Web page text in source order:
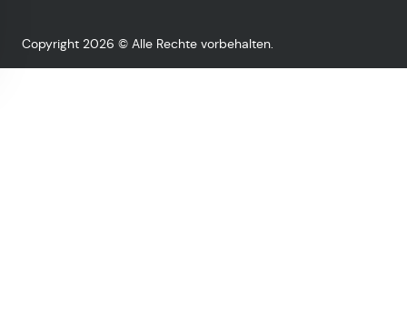
Copyright 2026 © Alle Rechte vorbehalten.